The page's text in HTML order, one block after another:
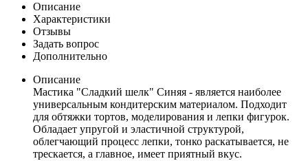
Описание
Характеристики
Отзывы
Задать вопрос
Дополнительно
Описание
Мастика "Сладкий шелк" Синяя - является наиболее
универсальным кондитерским материалом. Подходит
для обтяжки тортов, моделирования и лепки фигурок.
Обладает упругой и эластичной структурой,
облегчающий процесс лепки, тонко раскатывается, не
трескается, а главное, имеет приятный вкус.